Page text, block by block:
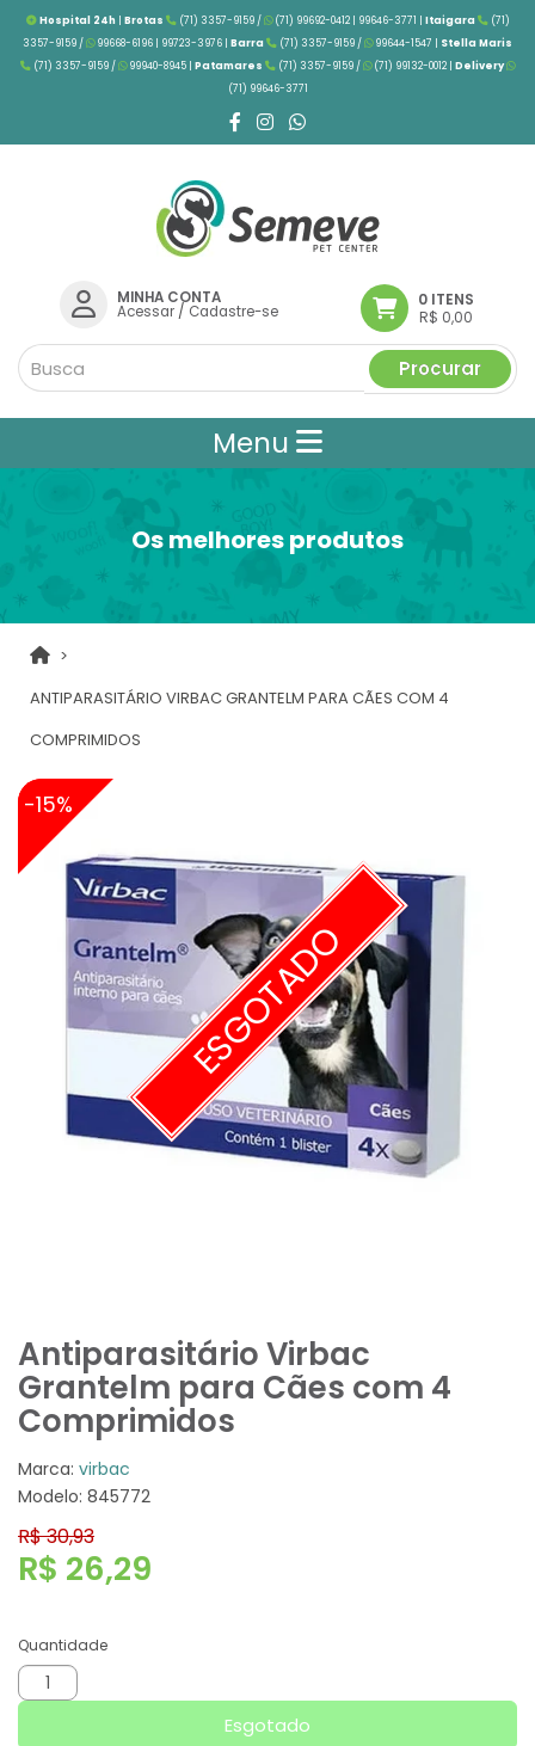
Hospital 24h| Brotas (71) 3357-9159 / (71) 99692-0412 | 99646-3771 | Itaigara
(71)
3357-9159 /
99668-6196 | 99723-3976 | Barra (71) 3357-9159 / 99644-1547 | Stella Maris
(71) 3357-9159 /
99940-8945 | Patamares (71) 3357-9159 / (71) 99132-0012 | Delivery
(71) 99646-3771
MINHA CONTA
Acessar/ Cadastre-se
0 ITENS
R$ 0,00
Procurar
Menu
Os melhores produtos
ANTIPARASITÁRIO VIRBAC GRANTELM PARA CÃES COM 4
COMPRIMIDOS
ESGOTADO
-15%
Antiparasitário Virbac
Grantelm para Cães com 4
Comprimidos
Marca: virbac
Modelo: 845772
R$ 30,93
R$ 26,29
Quantidade
Esgotado